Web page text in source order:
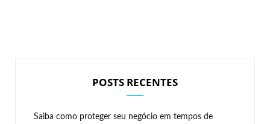
POSTS RECENTES
Saiba como proteger seu negócio em tempos de